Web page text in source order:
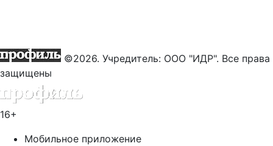
©2026. Учредитель: ООО "ИДР". Все права
защищены
16+
Мобильное приложение